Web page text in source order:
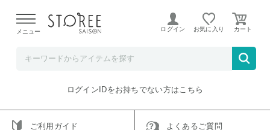
よる配送遅延が発生しております。
メニュー ログイン お気に入り
ご指定のアイテムは取り扱い終了、またはただいま取り扱い
トップへ戻る
ログインIDをお持ちでない方はこちら
ご利用ガイド よくあるご質問